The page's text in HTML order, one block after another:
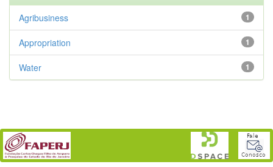
1
Agribusiness
1
Appropriation
1
Water